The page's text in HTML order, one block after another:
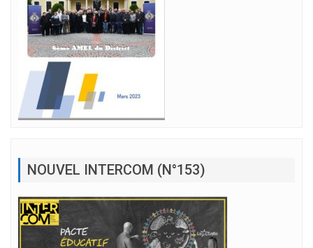
NOUVEL INTERCOM (N°153)